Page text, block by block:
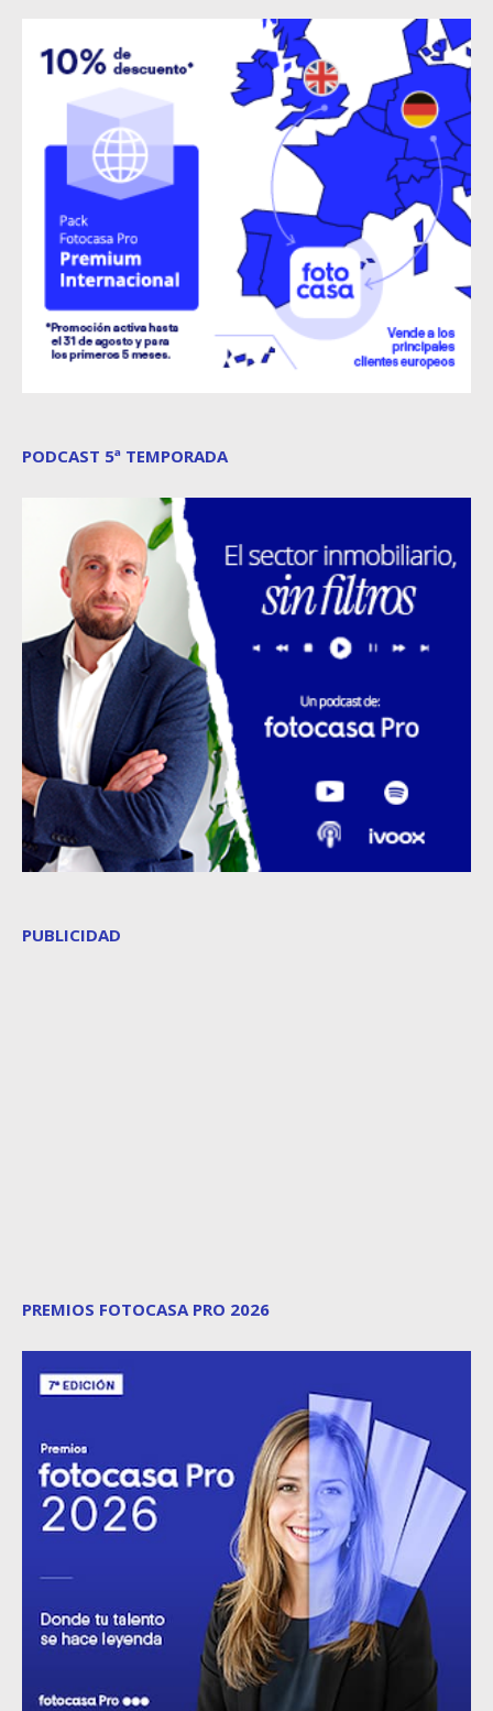
PODCAST 5ª TEMPORADA
PUBLICIDAD
PREMIOS FOTOCASA PRO 2026